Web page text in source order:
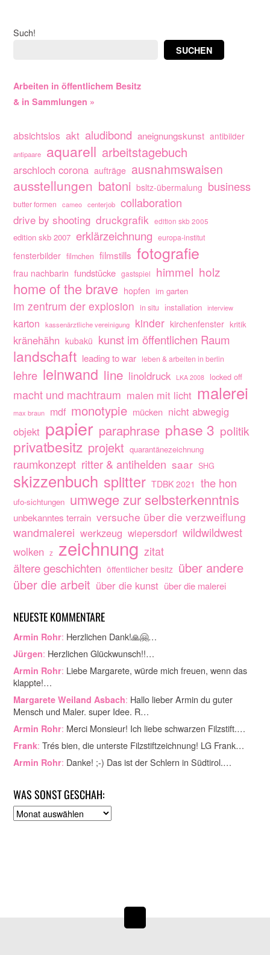
Such!
SUCHEN
Arbeiten in öffentlichem Besitz
& in Sammlungen »
absichtslos akt aludibond aneignungskunst antibilder
antipaare aquarell arbeitstagebuch
arschloch corona aufträge ausnahmswaisen
ausstellungen batoni bsltz-übermalung business
butter formen cameo centerjob collaboration
drive by shooting druckgrafik edition skb 2005
edition skb 2007 erklärzeichnung europa-institut
fensterbilder filmchen filmstills fotografie
frau nachbarin fundstücke gastspiel himmel holz
home of the brave hopfen im garten
im zentrum der explosion in situ installation interview
karton kassenärztliche vereinigung kinder kirchenfenster kritik
kränehähn kubakü kunst im öffentlichen Raum
landschaft leading to war leben & arbeiten in berlin
lehre leinwand line linoldruck LKA 2008 locked off
macht und machtraum malen mit licht malerei
max braun mdf monotypie mücken nicht abwegig
objekt papier paraphrase phase 3 politik
privatbesitz projekt quarantänezeichnung
raumkonzept ritter & antihelden saar SHG
skizzenbuch splitter TDBK 2021 the hon
ufo-sichtungen umwege zur selbsterkenntnis
unbekanntes terrain versuche über die verzweiflung
wandmalerei werkzeug wiepersdorf wildwildwest
wolken z zeichnung zitat
ältere geschichten öffentlicher besitz über andere
über die arbeit über die kunst über die malerei
NEUESTE KOMMENTARE
Armin Rohr: Herzlichen Dank!🙏🤗…
Jürgen: Herzlichen Glückwunsch!!…
Armin Rohr: Liebe Margarete, würde mich freuen, wenn das
klappte!…
Margarete Weiland Asbach: Hallo lieber Armin du guter
Mensch und Maler. super Idee. R…
Armin Rohr: Merci Monsieur! Ich liebe schwarzen Filzstift.…
Frank: Trés bien, die unterste Filzstiftzeichnung! LG Frank…
Armin Rohr: Danke! ;-) Das ist der Schlern in Südtirol.…
WAS SONST GESCHAH:
A